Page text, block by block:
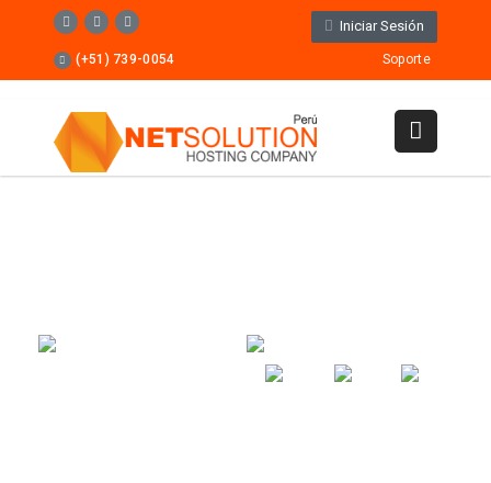
Iniciar Sesión
(+51) 739-0054 Soporte